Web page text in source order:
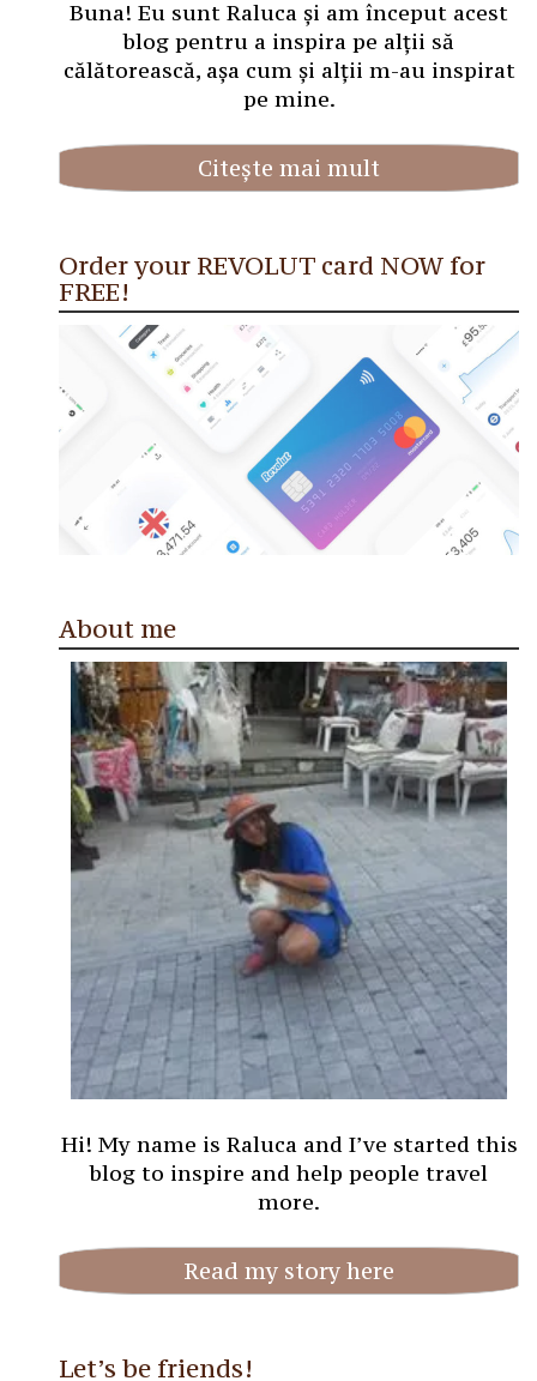
Buna! Eu sunt Raluca și am început acest
blog pentru a inspira pe alții să
călătorească, așa cum și alții m-au inspirat
pe mine.
Citește mai mult
Order your REVOLUT card NOW for
FREE!
About me
Hi! My name is Raluca and I’ve started this
blog to inspire and help people travel
more.
Read my story here
Let’s be friends!